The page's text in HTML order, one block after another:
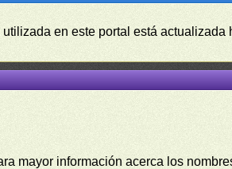
en este portal está
mayor información acerca los